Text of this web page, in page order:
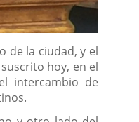
de la ciudad, y el
hoy, en el
intercambio de